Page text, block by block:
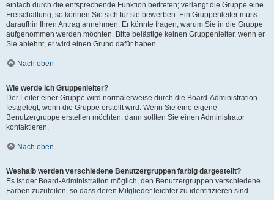
einfach durch die entsprechende Funktion beitreten; verlangt die Gruppe eine
Freischaltung, so können Sie sich für sie bewerben. Ein Gruppenleiter muss
daraufhin Ihren Antrag annehmen. Er könnte fragen, warum Sie in die Gruppe
aufgenommen werden möchten. Bitte belästige keinen Gruppenleiter, wenn er
Sie ablehnt, er wird einen Grund dafür haben.
Nach oben
Wie werde ich Gruppenleiter?
Der Leiter einer Gruppe wird normalerweise durch die Board-Administration
festgelegt, wenn die Gruppe erstellt wird. Wenn Sie eine eigene
Benutzergruppe erstellen möchten, dann sollten Sie einen Administrator
kontaktieren.
Nach oben
Weshalb werden verschiedene Benutzergruppen farbig dargestellt?
Es ist der Board-Administration möglich, den Benutzergruppen verschiedene
Farben zuzuteilen, so dass deren Mitglieder leichter zu identifizieren sind.